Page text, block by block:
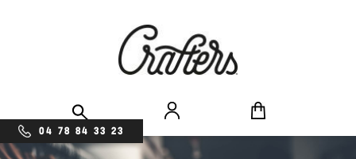
04 78 84 33 23